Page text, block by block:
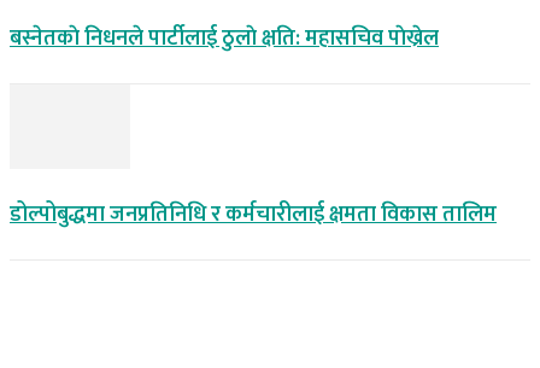
बस्नेतकाे निधनले पार्टीलाई ठुलाे क्षति: महासचिव पाेख्रेल
डोल्पोबुद्धमा जनप्रतिनिधि र कर्मचारीलाई क्षमता विकास तालिम